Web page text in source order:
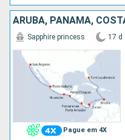
Pague em 4X
Sapphire princess 17 d